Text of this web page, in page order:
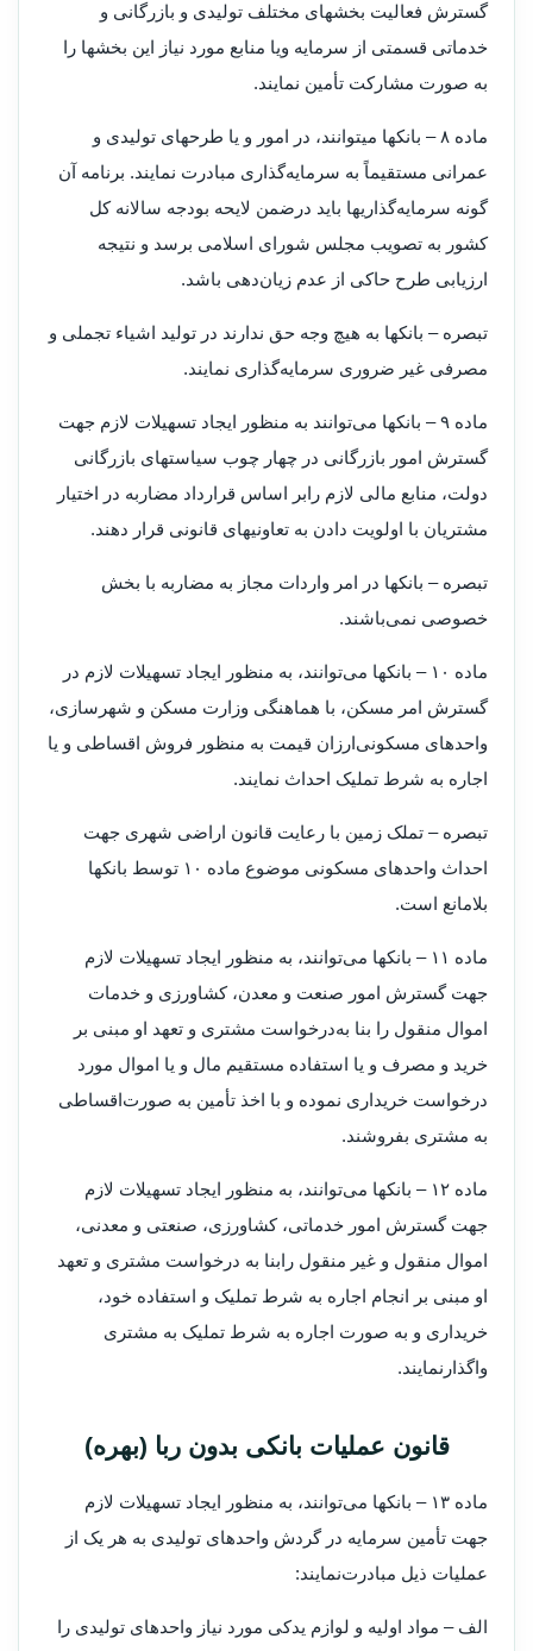
گسترش فعالیت بخشهای مختلف تولیدی و بازرگانی و
خدماتی قسمتی از سرمایه و‌یا منابع مورد نیاز این بخشها را
به صورت مشارکت تأمین نمایند.
‌ماده ۸ – بانکها میتوانند، در امور و یا طرحهای تولیدی و
عمرانی مستقیماً به سرمایه‌گذاری مبادرت نمایند. برنامه آن
گونه سرمایه‌گذاریها باید در‌ضمن لایحه بودجه سالانه کل
کشور به تصویب مجلس شورای اسلامی برسد و نتیجه
ارزیابی طرح حاکی از عدم زیان‌دهی باشد.
‌تبصره – بانکها به هیچ وجه حق ندارند در تولید اشیاء تجملی و
مصرفی غیر ضروری سرمایه‌گذاری نمایند.
‌ماده ۹ – بانکها می‌توانند به منظور ایجاد تسهیلات لازم جهت
گسترش امور بازرگانی در چهار چوب سیاستهای بازرگانی
دولت، منابع مالی لازم را‌بر اساس قرارداد مضاربه در اختیار
مشتریان با اولویت دادن به تعاونیهای قانونی قرار دهند.
‌تبصره – بانکها در امر واردات مجاز به مضاربه با بخش
خصوصی نمی‌باشند.
‌ماده ۱۰ – بانکها می‌توانند، به منظور ایجاد تسهیلات لازم در
گسترش امر مسکن، با هماهنگی وزارت مسکن و شهرسازی،
واحدهای مسکونی‌ارزان قیمت به منظور فروش اقساطی و یا
اجاره به شرط تملیک احداث نمایند.
‌تبصره – تملک زمین با رعایت قانون اراضی شهری جهت
احداث واحدهای مسکونی موضوع ماده ۱۰ توسط بانکها
بلامانع است.
‌ماده ۱۱ – بانکها می‌توانند، به منظور ایجاد تسهیلات لازم
جهت گسترش امور صنعت و معدن، کشاورزی و خدمات
اموال منقول را بنا به‌درخواست مشتری و تعهد او مبنی بر
خرید و مصرف و یا استفاده مستقیم مال و یا اموال مورد
درخواست خریداری نموده و با اخذ تأمین به صورت‌اقساطی
به مشتری بفروشند.
‌ماده ۱۲ – بانکها می‌توانند، به منظور ایجاد تسهیلات لازم
جهت گسترش امور خدماتی، کشاورزی، صنعتی و معدنی،
اموال منقول و غیر منقول را‌بنا به درخواست مشتری و تعهد
او مبنی بر انجام اجاره به شرط تملیک و استفاده خود،
خریداری و به صورت اجاره به شرط تملیک به مشتری
واگذار‌نمایند.
قانون عملیات بانکی بدون ربا (بهره)
‌ماده ۱۳ – بانکها می‌توانند، به منظور ایجاد تسهیلات لازم
جهت تأمین سرمایه در گردش واحدهای تولیدی به هر یک از
عملیات ذیل مبادرت‌نمایند:
‌الف – مواد اولیه و لوازم یدکی مورد نیاز واحدهای تولیدی را